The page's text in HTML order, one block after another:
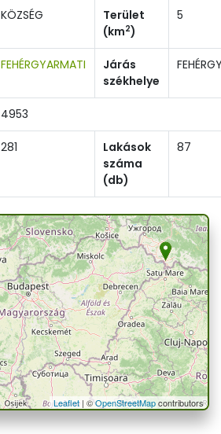
KÖZSÉG
Terület
(km2)
5
FEHÉRGYARMATI
Járás
székhelye
4953
281
Lakások
száma
(db)
87
Leaflet| ©OpenStreetMapcontributors